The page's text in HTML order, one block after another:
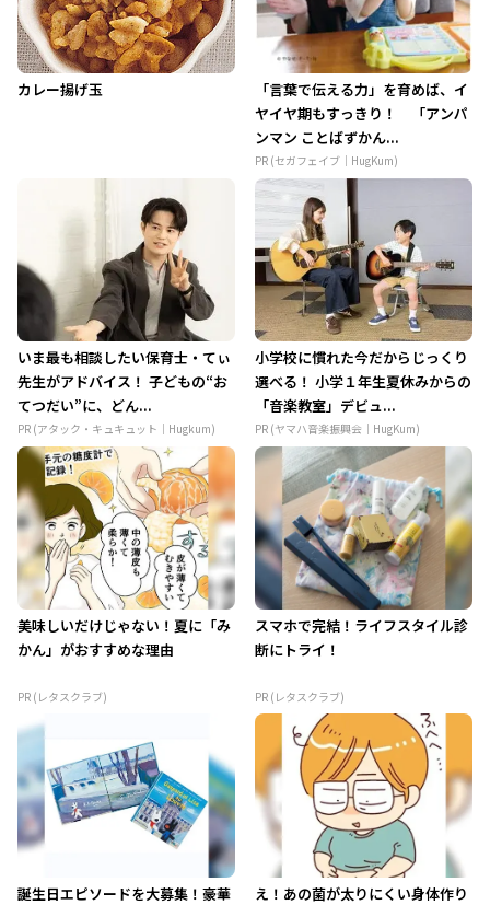
カレー揚げ玉
「言葉で伝える力」を育めば、イ
ヤイヤ期もすっきり！ 「アンパ
ンマン ことばずかん...
PR (セガフェイブ｜HugKum)
いま最も相談したい保育士・てぃ
先生がアドバイス！ 子どもの“お
てつだい”に、どん...
PR (アタック・キュキュット｜Hugkum)
小学校に慣れた今だからじっくり
選べる！ 小学１年生夏休みからの
「音楽教室」デビュ...
PR (ヤマハ音楽振興会｜HugKum)
美味しいだけじゃない！夏に「み
かん」がおすすめな理由
PR (レタスクラブ)
スマホで完結！ライフスタイル診
断にトライ！
PR (レタスクラブ)
誕生日エピソードを大募集！豪華
え！あの菌が太りにくい身体作り